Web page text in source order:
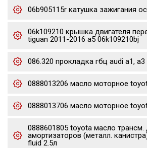
06b905115r катушка зажигания
06k109210 крышка двигателя
tiguan 2011-2016 a5 06k109210bj
086.320 прокладка гбц audi a1,
0888013206 масло моторное
0888013706 масло моторное
0888601805 toyota масло трансм.
амортизаторов (металл.
fluid 2.5л